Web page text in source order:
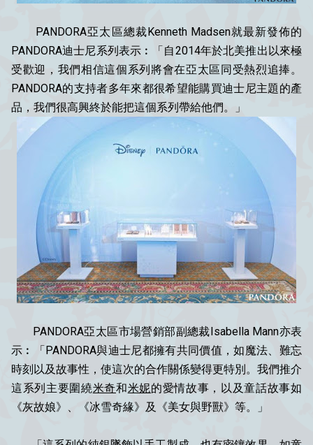
PANDORA亞太區總裁Kenneth Madsen就最新發佈的
PANDORA迪士尼系列表示︰「自2014年於北美推出以來極
受歡迎，我們相信這個系列將會在亞太區同受熱烈追捧。
PANDORA的支持者多年來都很希望能購買迪士尼主題的產
品，我們很高興終於能把這個系列帶給他們。」
PANDORA亞太區市場營銷部副總裁Isabella Mann亦表
示︰「PANDORA與迪士尼都擁有共同價值，如魔法、難忘
時刻以及故事性，使這次的合作關係變得更特別。我們推介
這系列主要圍繞米奇和米妮的愛情故事，以及童話故事如
《灰故娘》、《冰雪奇緣》及《美女與野獸》等。」